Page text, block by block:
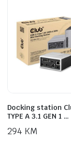
Docking station
TYPE A 3.1 GEN 1 …
294 KM